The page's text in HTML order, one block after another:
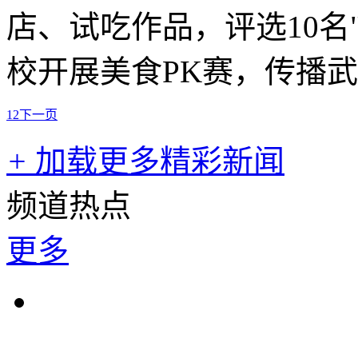
店、试吃作品，评选10
校开展美食PK赛，传播
1 2下一页
+ 加载更多精彩新闻
频道热点
更多